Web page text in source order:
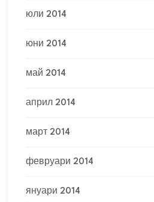
юли 2014
юни 2014
май 2014
април 2014
март 2014
февруари 2014
януари 2014